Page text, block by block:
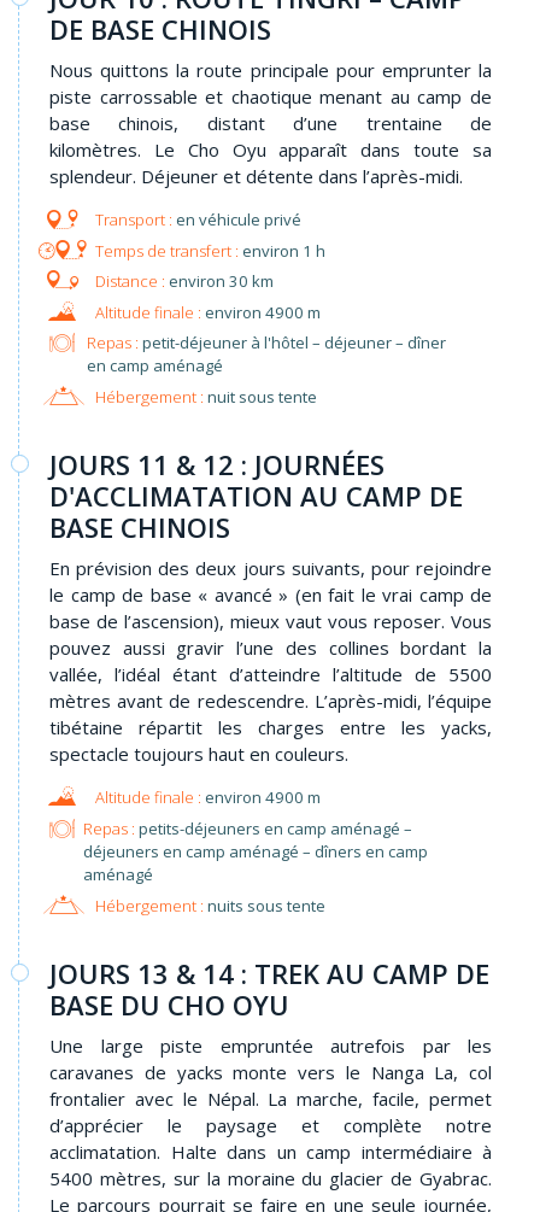
DE BASE CHINOIS
Nous quittons la route principale pour emprunter la
piste carrossable et chaotique menant au camp de
base chinois, distant d’une trentaine de
kilomètres. Le Cho Oyu apparaît dans toute sa
splendeur. Déjeuner et détente dans l’après-midi.
en véhicule privé
environ 1 h
environ 30 km
environ 4900 m
Repas : petit-déjeuner à l'hôtel – déjeuner – dîner
en camp aménagé
Hébergement : nuit sous tente
JOURS 11 & 12 : JOURNÉES
D'ACCLIMATATION AU CAMP DE
BASE CHINOIS
En prévision des deux jours suivants, pour rejoindre
le camp de base « avancé » (en fait le vrai camp de
base de l’ascension), mieux vaut vous reposer. Vous
pouvez aussi gravir l’une des collines bordant la
vallée, l’idéal étant d’atteindre l’altitude de 5500
mètres avant de redescendre. L’après-midi, l’équipe
tibétaine répartit les charges entre les yacks,
spectacle toujours haut en couleurs.
environ 4900 m
Repas : petits-déjeuners en camp aménagé –
déjeuners en camp aménagé – dîners en camp
aménagé
Hébergement : nuits sous tente
JOURS 13 & 14 : TREK AU CAMP DE
BASE DU CHO OYU
Une large piste empruntée autrefois par les
caravanes de yacks monte vers le Nanga La, col
frontalier avec le Népal. La marche, facile, permet
d’apprécier le paysage et complète notre
acclimatation. Halte dans un camp intermédiaire à
5400 mètres, sur la moraine du glacier de Gyabrac.
Le parcours pourrait se faire en une seule journée,